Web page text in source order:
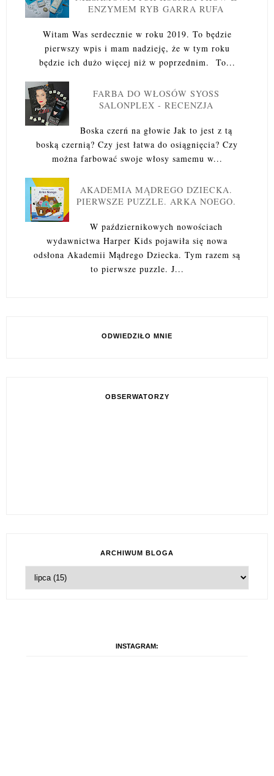
ENZYMEM RYB GARRA RUFA
Witam Was serdecznie w roku 2019. To będzie
pierwszy wpis i mam nadzieję, że w tym roku
będzie ich dużo więcej niż w poprzednim. To...
FARBA DO WŁOSÓW SYOSS
SALONPLEX - RECENZJA
Boska czerń na głowie Jak to jest z tą
boską czernią? Czy jest łatwa do osiągnięcia? Czy
można farbować swoje włosy samemu w...
AKADEMIA MĄDREGO DZIECKA.
PIERWSZE PUZZLE. ARKA NOEGO.
W październikowych nowościach
wydawnictwa Harper Kids pojawiła się nowa
odsłona Akademii Mądrego Dziecka. Tym razem są
to pierwsze puzzle. J...
ODWIEDZIŁO MNIE
OBSERWATORZY
ARCHIWUM BLOGA
INSTAGRAM: